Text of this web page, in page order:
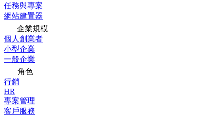
任務與專案
網站建置器
企業規模
個人創業者
小型企業
一般企業
角色
行銷
HR
專案管理
客戶服務